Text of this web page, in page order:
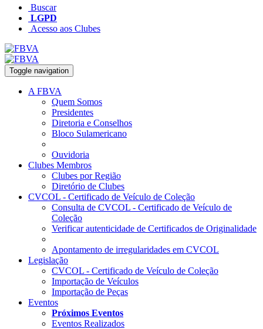
Buscar
LGPD
Acesso aos Clubes
Toggle navigation
A FBVA
Quem Somos
Presidentes
Diretoria e Conselhos
Bloco Sulamericano
Ouvidoria
Clubes Membros
Clubes por Região
Diretório de Clubes
CVCOL - Certificado de Veículo de Coleção
Consulta de CVCOL - Certificado de Veículo de
Coleção
Verificar autenticidade de Certificados de Originalidade
Apontamento de irregularidades em CVCOL
Legislação
CVCOL - Certificado de Veículo de Coleção
Importação de Veículos
Importação de Peças
Eventos
Próximos Eventos
Eventos Realizados